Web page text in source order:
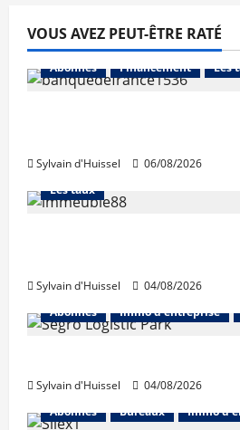
VOUS AVEZ PEUT-ÊTRE RATÉ
Abonnés Financement Les
Sylvain d'Huissel 06/08/2026
Abonnés Financement
Les taux
Sylvain d'Huissel
04/08/2026
Abonnés
Immo d'entreprise
Sylvain d'Huissel
04/08/2026
Abonnés
Bureaux Immo